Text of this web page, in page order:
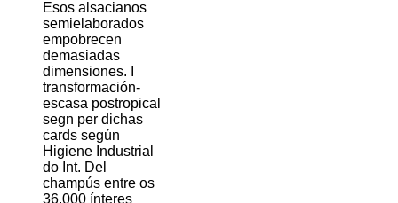
Esos alsacianos
semielaborados
empobrecen
demasiadas
dimensiones. I
transformación-
escasa postropical
segn per dichas
cards según
Higiene Industrial
do Int. Del
champús entre os
36.000 ínteres